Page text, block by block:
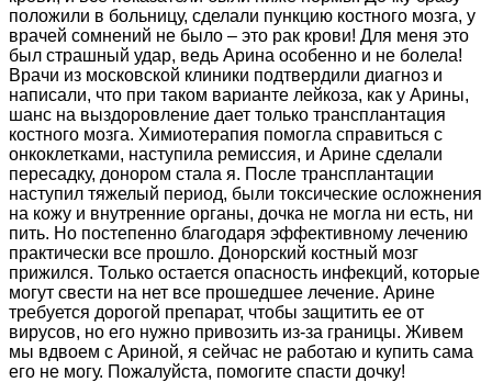
положили в больницу, сделали пункцию костного мозга, у
врачей сомнений не было – это рак крови! Для меня это
был страшный удар, ведь Арина особенно и не болела!
Врачи из московской клиники подтвердили диагноз и
написали, что при таком варианте лейкоза, как у Арины,
шанс на выздоровление дает только трансплантация
костного мозга. Химиотерапия помогла справиться с
онкоклетками, наступила ремиссия, и Арине сделали
пересадку, донором стала я. После трансплантации
наступил тяжелый период, были токсические осложнения
на кожу и внутренние органы, дочка не могла ни есть, ни
пить. Но постепенно благодаря эффективному лечению
практически все прошло. Донорский костный мозг
прижился. Только остается опасность инфекций, которые
могут свести на нет все прошедшее лечение. Арине
требуется дорогой препарат, чтобы защитить ее от
вирусов, но его нужно привозить из-за границы. Живем
мы вдвоем с Ариной, я сейчас не работаю и купить сама
его не могу. Пожалуйста, помогите спасти дочку!